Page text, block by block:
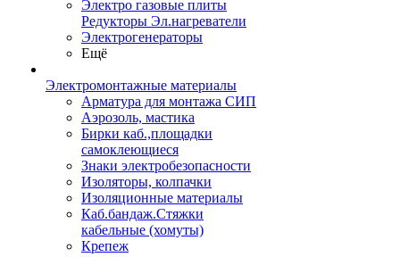
Электро газовые плиты
Редукторы Эл.нагреватели
Электрогенераторы
Ещё
Электромонтажные материалы
Арматура для монтажа СИП
Аэрозоль, мастика
Бирки каб.,площадки
самоклеющиеся
Знаки электробезопасности
Изоляторы, колпачки
Изоляционные материалы
Каб.бандаж.Стяжки
кабельные (хомуты)
Крепеж